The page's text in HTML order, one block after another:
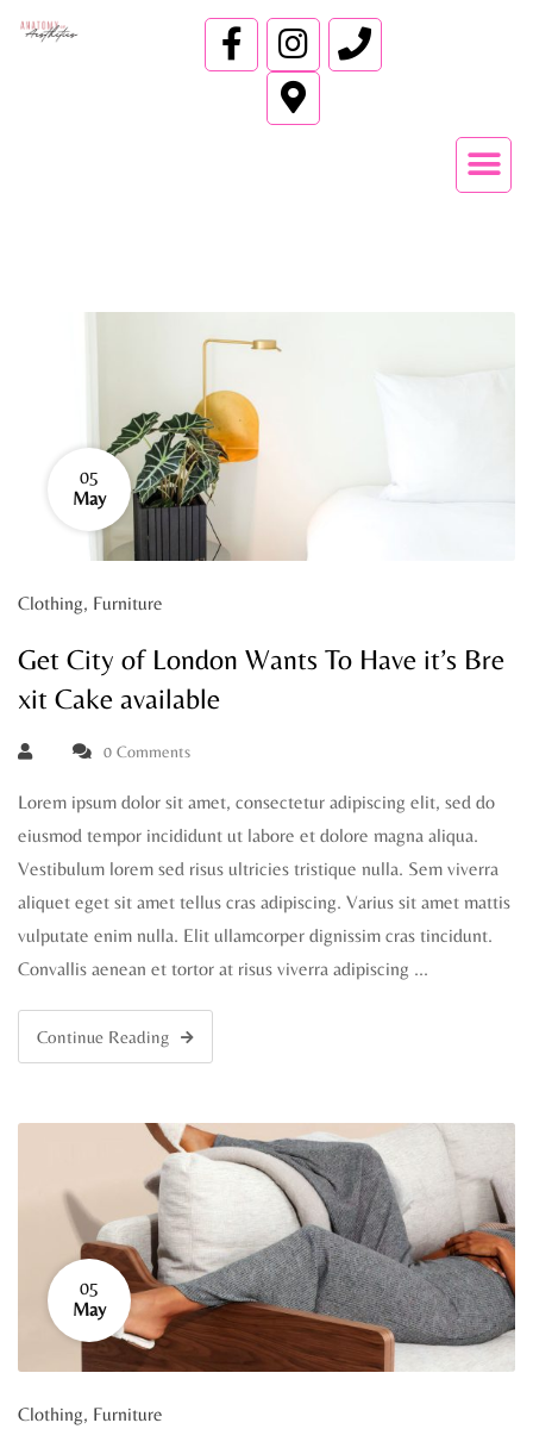
05
May
Clothing, Furniture
Get City of London Wants To Have it’s Bre
xit Cake available
0 Comments
Lorem ipsum dolor sit amet, consectetur adipiscing elit, sed do
eiusmod tempor incididunt ut labore et dolore magna aliqua.
Vestibulum lorem sed risus ultricies tristique nulla. Sem viverra
aliquet eget sit amet tellus cras adipiscing. Varius sit amet mattis
vulputate enim nulla. Elit ullamcorper dignissim cras tincidunt.
Convallis aenean et tortor at risus viverra adipiscing …
Continue Reading
05
May
Clothing, Furniture